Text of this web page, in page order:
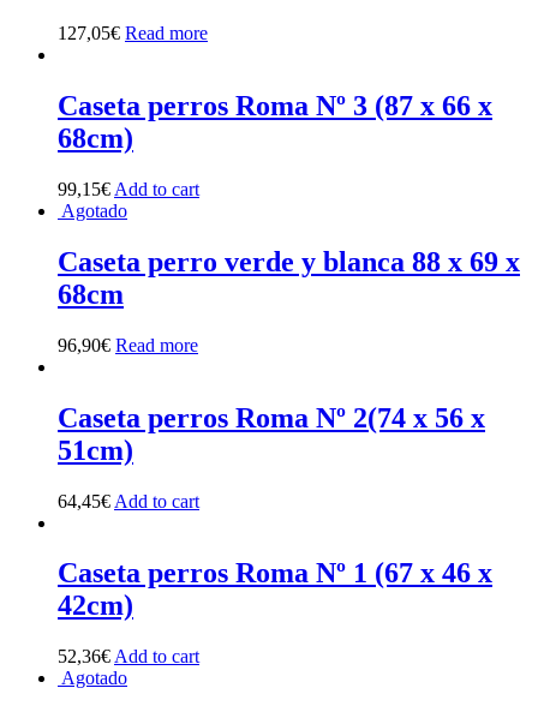
127,05€ Read more
Caseta perros Roma Nº 3 (87 x 66 x
68cm)
99,15€ Add to cart
Agotado
Caseta perro verde y blanca 88 x 69 x
68cm
96,90€ Read more
Caseta perros Roma Nº 2(74 x 56 x
51cm)
64,45€ Add to cart
Caseta perros Roma Nº 1 (67 x 46 x
42cm)
52,36€ Add to cart
Agotado